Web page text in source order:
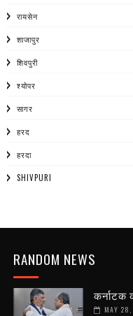
रायसेन
शाजापुर
शिवपुरी
श्योपर
सागर
हरद
हरदा
SHIVPURI
RANDOM NEWS
कर्नाटक
MAY